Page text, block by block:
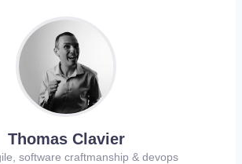
Thomas Clavier
software craftmanship & devops